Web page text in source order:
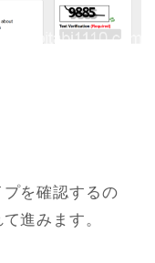
を確認するの
進みます。